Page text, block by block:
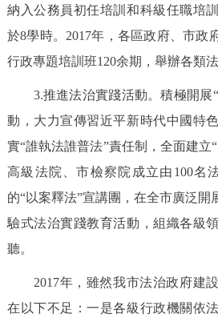
納入公務員初任培訓和科級任職培
於8學時。2017年，各區政府、市政
行政專題培訓班120余期，舉辦各類法
3.推進法治實踐活動。積極開展
動，大力宣傳習近平新時代中國特
實“誰執法誰普法”責任制，全面建立
高級法院、市檢察院成立由100名
的“以案釋法”宣講團，在全市廣泛開
驗式法治實踐教育活動，組織各級
聽。
2017年，雖然我市法治政府建設
在以下不足：一是各級行政機關依